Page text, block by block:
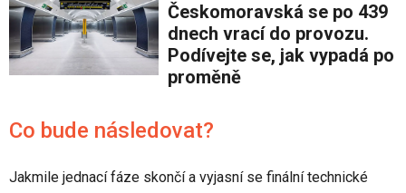
Českomoravská se po 439
dnech vrací do provozu.
Podívejte se, jak vypadá po
proměně
Co bude následovat?
Jakmile jednací fáze skončí a vyjasní se finální technické